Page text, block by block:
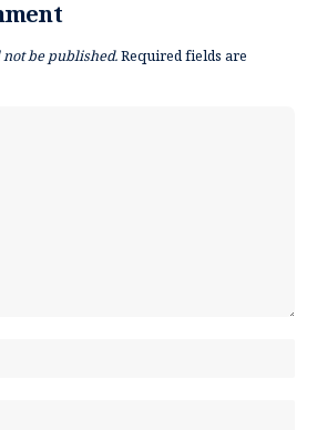
be published.Required fields are